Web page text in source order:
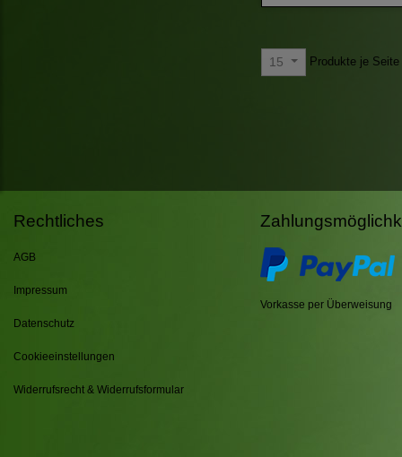
15 Produkte je Seite
Rechtliches
AGB
Impressum
Datenschutz
Cookieeinstellungen
Widerrufsrecht & Widerrufsformular
Vorkasse per Überweisung